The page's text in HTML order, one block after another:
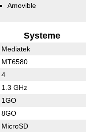
Amovible
Systeme
Mediatek
MT6580
4
1.3 GHz
1GO
8GO
MicroSD